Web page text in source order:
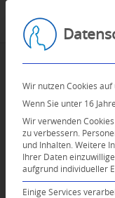
Wir nutzen Cookies
Wenn Sie unter 16
Wir verwenden
zu verbessern.
und Inhalten. Weitere
Ihrer Daten
aufgrund individueller
Einige Services